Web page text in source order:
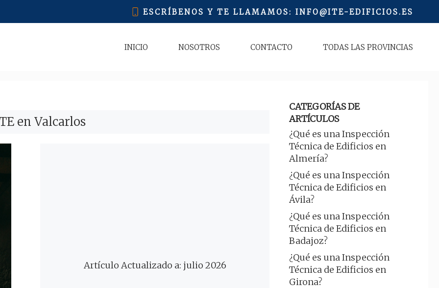
ESCRÍBENOS Y TE LLAMAMOS: INFO@ITE-EDIFICIOS.ES
INICIO NOSOTROS CONTACTO TODAS LAS PROVINCIAS
en Valcarlos
Artículo Actualizado a: julio 2026
CATEGORÍAS DE
ARTÍCULOS
¿Qué es una Inspección
Técnica de Edificios en
Almería?
¿Qué es una Inspección
Técnica de Edificios en
Ávila?
¿Qué es una Inspección
Técnica de Edificios en
Badajoz?
¿Qué es una Inspección
Técnica de Edificios en
Girona?